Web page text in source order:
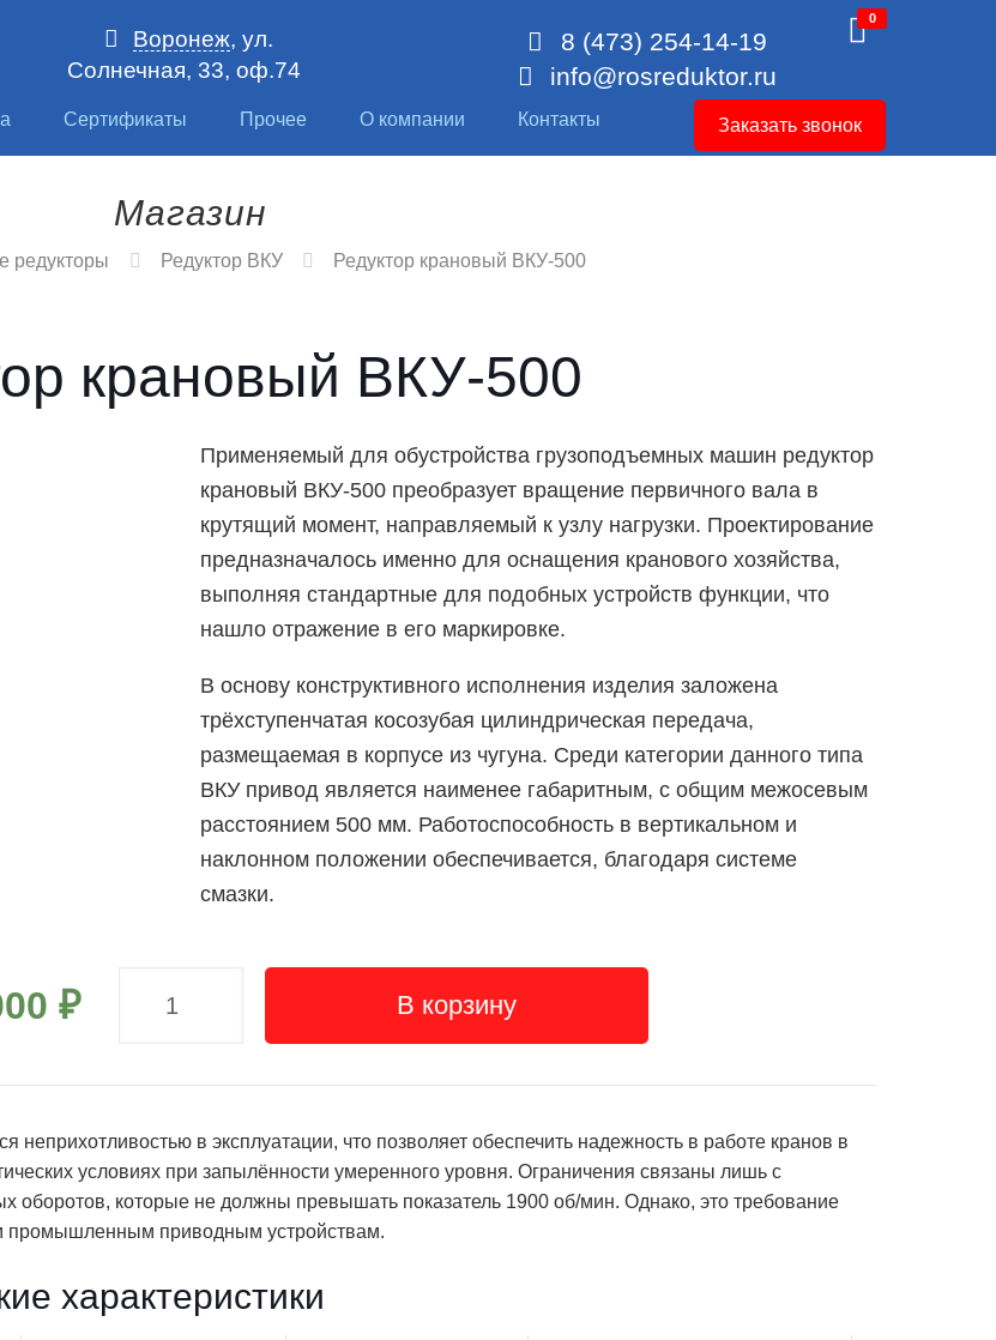
Сертификаты Прочее О компании Контакты
Воронеж, ул.
Солнечная, 33, оф.74
8 (473) 254-14-19
info@rosreduktor.ru
0
Заказать звонок
Магазин
редукторы Редуктор ВКУ Редуктор крановый ВКУ-500
крановый ВКУ-500
Применяемый для обустройства грузоподъемных машин редуктор
крановый ВКУ-500преобразует вращение первичного вала в
крутящий момент, направляемый к узлу нагрузки. Проектирование
предназначалось именно для оснащения кранового хозяйства,
выполняя стандартные для подобных устройств функции, что
нашло отражение в его маркировке.
В основу конструктивного исполнения изделия заложена
трёхступенчатая косозубая цилиндрическая передача,
размещаемая в корпусе из чугуна. Среди категории данного типа
ВКУ привод является наименее габаритным, с общим межосевым
расстоянием 500 мм. Работоспособность в вертикальном и
наклонном положении обеспечивается, благодаря системе
смазки.
₽ В корзину
неприхотливостью в эксплуатации, что позволяет обеспечить надежность в работе кранов в
условиях при запылённости умеренного уровня. Ограничения связаны лишь с
оборотов, которые не должны превышать показатель 1900 об/мин. Однако, это требование
промышленным приводным устройствам.
характеристики